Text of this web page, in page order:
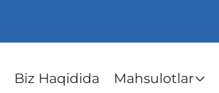
Biz Haqidida Mahsulotlar